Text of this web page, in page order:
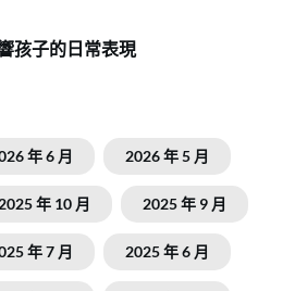
孩子的日常表現
年 6 月 2026 年 5 月
2025 年 10 月 2025 年 9 月
年 7 月 2025 年 6 月